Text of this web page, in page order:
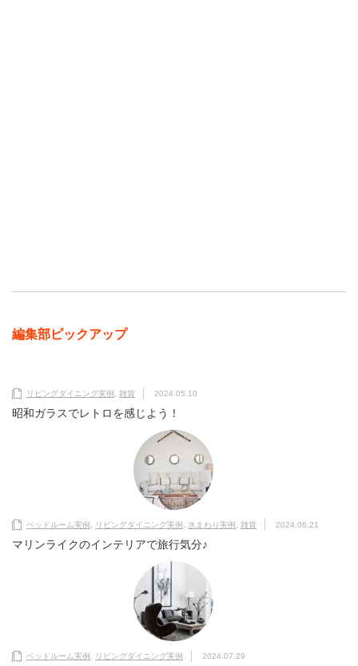
編集部ピックアップ
リビングダイニング実例 雑貨 2024.05.10
昭和ガラスでレトロを感じよう！
ベッドルーム実例 リビングダイニング実例 水まわり実例 雑貨 2024.06.21
マリンライクのインテリアで旅行気分♪
ベッドルーム実例 リビングダイニング実例 2024.07.29